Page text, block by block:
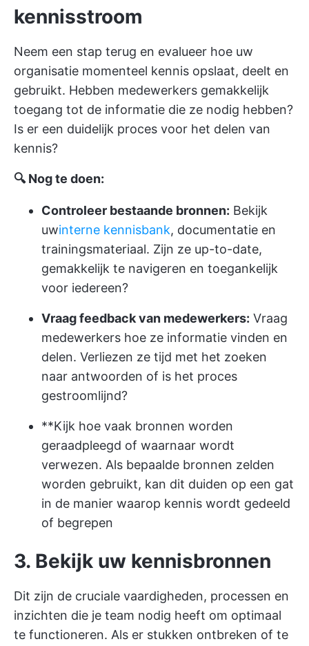
kennisstroom
Neem een stap terug en evalueer hoe uw
organisatie momenteel kennis opslaat, deelt en
gebruikt. Hebben medewerkers gemakkelijk
toegang tot de informatie die ze nodig hebben?
Is er een duidelijk proces voor het delen van
kennis?
🔍 Nog te doen:
Controleer bestaande bronnen: Bekijk
uwinterne kennisbank, documentatie en
trainingsmateriaal. Zijn ze up-to-date,
gemakkelijk te navigeren en toegankelijk
voor iedereen?
Vraag feedback van medewerkers: Vraag
medewerkers hoe ze informatie vinden en
delen. Verliezen ze tijd met het zoeken
naar antwoorden of is het proces
gestroomlijnd?
**Kijk hoe vaak bronnen worden
geraadpleegd of waarnaar wordt
verwezen. Als bepaalde bronnen zelden
worden gebruikt, kan dit duiden op een gat
in de manier waarop kennis wordt gedeeld
of begrepen
3. Bekijk uw kennisbronnen
Dit zijn de cruciale vaardigheden, processen en
inzichten die je team nodig heeft om optimaal
te functioneren. Als er stukken ontbreken of te